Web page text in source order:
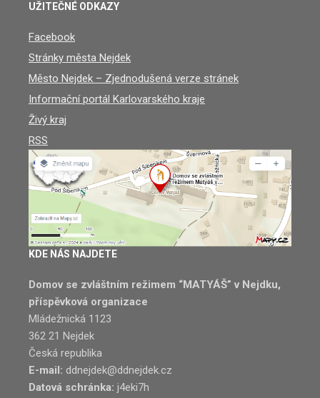
UŽITEČNÉ ODKAZY
Facebook
Stránky města Nejdek
Město Nejdek – Zjednodušená verze stránek
Informační portál Karlovarského kraje
Živý kraj
RSS
KDE NÁS NAJDETE
Domov se zvláštním režimem “MATYÁŠ” v Nejdku,
příspěvková organizace
Mládežnická 1123
362 21 Nejdek
Česká republika
E-mail: ddnejdek@ddnejdek.cz
Datová schránka: j4eki7h